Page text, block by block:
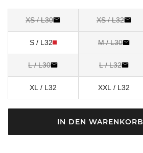
XS / L30 XS / L32
S / L32 M / L30
L / L30 L / L32
XL / L32 XXL / L32
IN DEN WARENKORB